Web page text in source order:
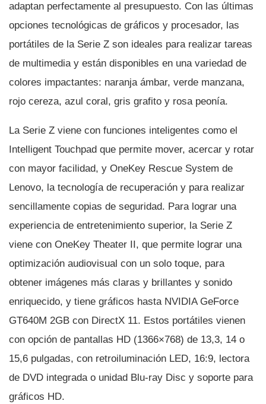
adaptan perfectamente al presupuesto. Con las últimas
opciones tecnológicas de gráficos y procesador, las
portátiles de la Serie Z son ideales para realizar tareas
de multimedia y están disponibles en una variedad de
colores impactantes: naranja ámbar, verde manzana,
rojo cereza, azul coral, gris grafito y rosa peoní­a.
La Serie Z viene con funciones inteligentes como el
Intelligent Touchpad que permite mover, acercar y rotar
con mayor facilidad, y OneKey Rescue System de
Lenovo, la tecnologí­a de recuperación y para realizar
sencillamente copias de seguridad. Para lograr una
experiencia de entretenimiento superior, la Serie Z
viene con OneKey Theater II, que permite lograr una
optimización audiovisual con un solo toque, para
obtener imágenes más claras y brillantes y sonido
enriquecido, y tiene gráficos hasta NVIDIA GeForce
GT640M 2GB con DirectX 11. Estos portátiles vienen
con opción de pantallas HD (1366×768) de 13,3, 14 o
15,6 pulgadas, con retroiluminación LED, 16:9, lectora
de DVD integrada o unidad Blu-ray Disc y soporte para
gráficos HD.